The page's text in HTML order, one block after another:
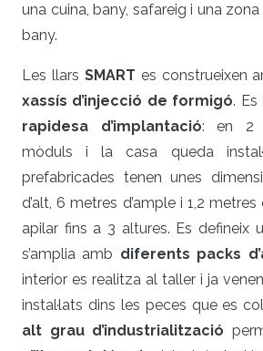
una cuina, bany, safareig i una
bany.
Les llars SMART es construeixen
xassís d’injecció de formigó. Es
rapidesa d’implantació: en 2
mòduls i la casa queda
prefabricades tenen unes
d’alt, 6 metres d’ample i 1,2
apilar fins a 3 altures. Es defineix
s’amplia amb diferents packs
interior es realitza al taller i ja
instal·lats dins les peces que es
alt grau d’industrialització